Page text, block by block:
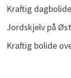
Kraftig
Jordskjelv på
Kraftig bolide